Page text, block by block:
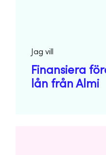
Jag vill
Finansiera
lån från Almi